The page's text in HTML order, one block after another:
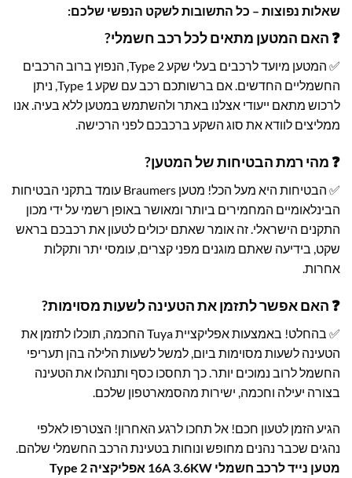
שאלות נפוצות – כל התשובות לשקט הנפשי שלכם:
❓ האם המטען מתאים לכל רכב חשמלי?
✅ המטען מיועד לרכבים בעלי שקע Type 2, הנפוץ ברוב הרכבים
החשמליים החדשים. אם ברשותכם רכב עם שקע Type 1, ניתן
לרכוש מתאם ייעודי אצלנו באתר ולהשתמש במטען ללא בעיה. אנו
ממליצים לוודא את סוג השקע ברכבכם לפני הרכישה.
❓ מהי רמת הבטיחות של המטען?
✅ הבטיחות היא מעל הכל! מטען Braumers עומד בתקני הבטיחות
הבינלאומיים המחמירים ביותר ומאושר באופן רשמי על ידי מכון
התקנים הישראלי. זה אומר שאתם יכולים לטעון את רכבכם בראש
שקט, בידיעה שאתם מוגנים מפני קצרים, עומסי יתר ותקלות
אחרות.
❓ האם אפשר לתזמן את הטעינה לשעות מסוימות?
✅ בהחלט! באמצעות אפליקציית Tuya החכמה, תוכלו לתזמן את
הטעינה לשעות מסוימות ביום, למשל לשעות הלילה בהן תעריפי
החשמל לרוב נמוכים יותר. כך תחסכו כסף ותנהלו את הטעינה
בצורה יעילה וחכמה, ישירות מהסמארטפון שלכם.
הגיע הזמן לטעון חכם! אל תחכו לרגע האחרון! הצטרפו לאלפי
נהגים שכבר נהנים מחופש ונוחות בטעינת הרכב החשמלי שלהם.
מטען נייד לרכב חשמלי 16A 3.6KW אפליקציה Type 2